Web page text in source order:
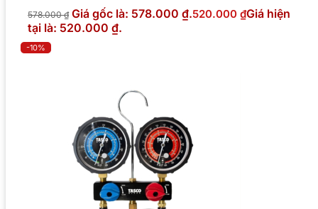
578.000₫ Giá gốc là: 578.000 ₫.520.000 ₫Giá hiện
tại là: 520.000 ₫.
-10%